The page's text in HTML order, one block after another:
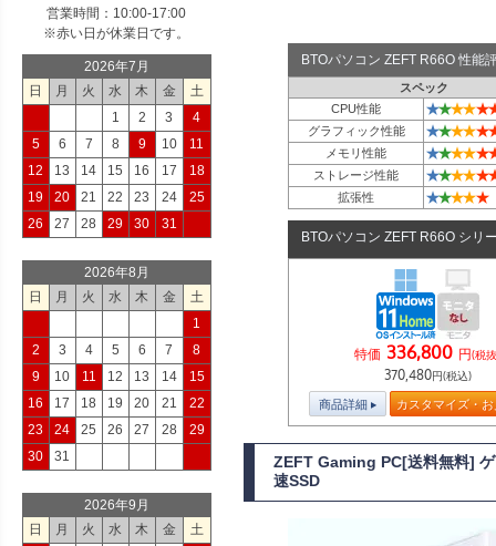
BTOパソコン ZEFT R66O 性能
スペック
CPU性能
★★★★★
グラフィック性能 ★★★★★
メモリ性能 ★★★★★
ストレージ性能 ★★★★★
拡張性 ★★★★★
BTOパソコン ZEFT R66O シリ
特価 336,800 円(税
370,480円(税込)
商品詳細 カスタマイズ・
ZEFT Gaming PC[送料無料]
速SSD
営業時間：10:00-17:00
※赤い日が休業日です。
2026年7月
日
月 火 水 木 金
土
1
2 3
4
5
6 7 8 9 10
11
12
13 14 15 16 17
18
19
20 21 22 23 24
25
26
27 28 29 30 31
2026年8月
日
月 火 水 木 金
土
1
2
3 4 5 6 7
8
9
10 11 12 13 14
15
16
17 18 19 20 21
22
23
24 25 26 27 28
29
30
31
2026年9月
日
月 火 水 木 金
土